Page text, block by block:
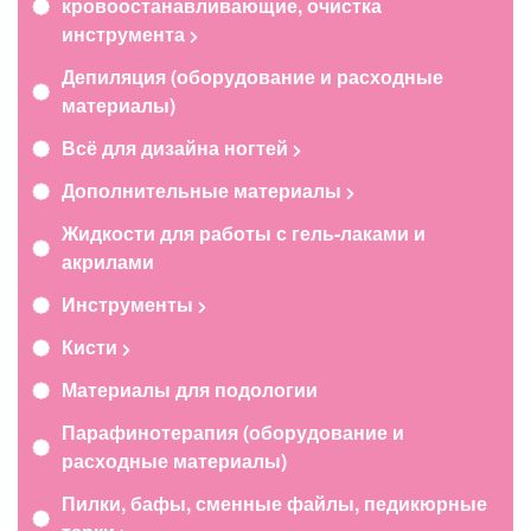
кровоостанавливающие, очистка
инструмента
Депиляция (оборудование и расходные
материалы)
Всё для дизайна ногтей
Дополнительные материалы
Жидкости для работы с гель-лаками и
акрилами
Инструменты
Кисти
Материалы для подологии
Парафинотерапия (оборудование и
расходные материалы)
Пилки, бафы, сменные файлы, педикюрные